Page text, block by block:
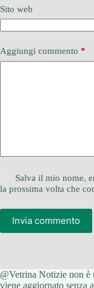
Sito web
Aggiungi commento *
Salva il mio nome,
la prossima volta che
Invia commento
@Vetrina Notizie non è
viene aggiornato senza